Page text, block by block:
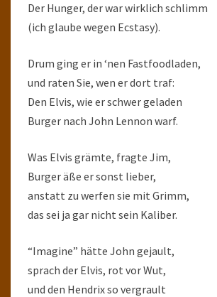
Der Hunger, der war wirklich schlimm
(ich glaube wegen Ecstasy).
Drum ging er in ‘nen Fastfoodladen,
und raten Sie, wen er dort traf:
Den Elvis, wie er schwer geladen
Burger nach John Lennon warf.
Was Elvis grämte, fragte Jim,
Burger äße er sonst lieber,
anstatt zu werfen sie mit Grimm,
das sei ja gar nicht sein Kaliber.
“Imagine” hätte John gejault,
sprach der Elvis, rot vor Wut,
und den Hendrix so vergrault